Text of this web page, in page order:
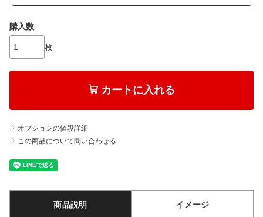
購入数
枚
カートに入れる
オプションの値段詳細
この商品について問い合わせる
商品説明 イメージ